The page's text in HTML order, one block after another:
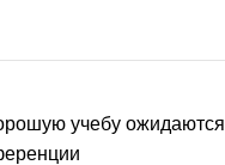
учебу ожидаются